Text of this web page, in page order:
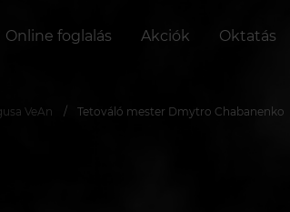
Online foglalás Akciók Oktatás
VeAn Tetováló mester Dmytro Chabanenko